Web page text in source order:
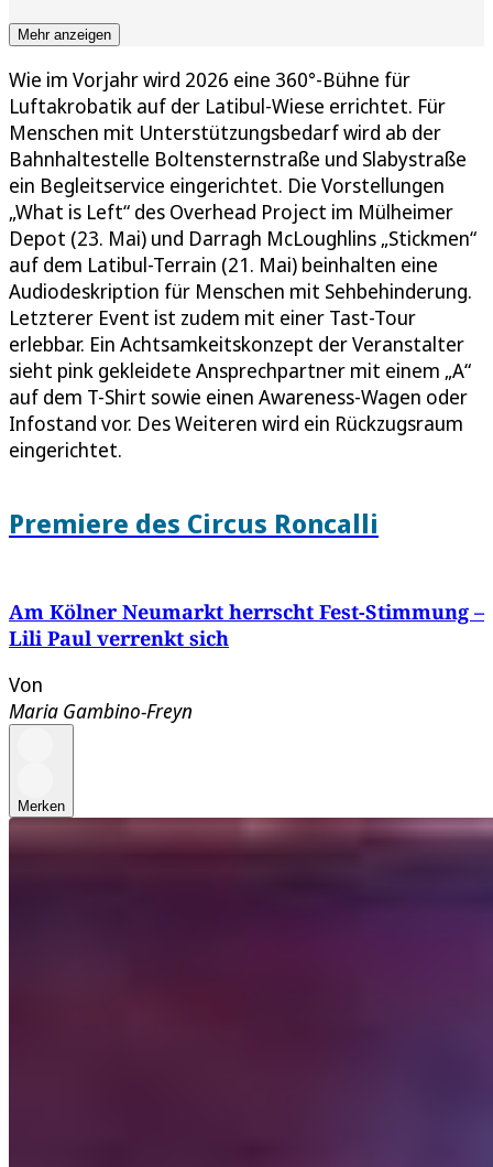
Mehr anzeigen
Wie im Vorjahr wird 2026 eine 360°-Bühne für
Luftakrobatik auf der Latibul-Wiese errichtet. Für
Menschen mit Unterstützungsbedarf wird ab der
Bahnhaltestelle Boltensternstraße und Slabystraße
ein Begleitservice eingerichtet. Die Vorstellungen
„What is Left“ des Overhead Project im Mülheimer
Depot (23. Mai) und Darragh McLoughlins „Stickmen“
auf dem Latibul-Terrain (21. Mai) beinhalten eine
Audiodeskription für Menschen mit Sehbehinderung.
Letzterer Event ist zudem mit einer Tast-Tour
erlebbar. Ein Achtsamkeitskonzept der Veranstalter
sieht pink gekleidete Ansprechpartner mit einem „A“
auf dem T-Shirt sowie einen Awareness-Wagen oder
Infostand vor. Des Weiteren wird ein Rückzugsraum
eingerichtet.
Premiere des Circus Roncalli
Am Kölner Neumarkt herrscht Fest-Stimmung –
Lili Paul verrenkt sich
Von
Maria Gambino-Freyn
Merken